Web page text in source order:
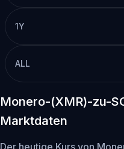
1Y
ALL
Monero-(XMR)-zu-
Marktdaten
Der heutige Kurs von